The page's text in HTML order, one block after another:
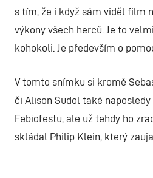
s tím, že i když sám viděl film
výkony všech herců. Je to
kohokoli. Je především o
V tomto snímku si kromě
či Alison Sudol také
Febiofestu, ale už tehdy ho
skládal Philip Klein, který